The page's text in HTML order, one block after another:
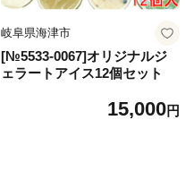
岐阜県海津市
[№5533-0067]オリジナルジ
ェラートアイス12個セット
15,000円